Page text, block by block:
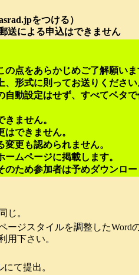
をつける）
送による申込はできません
点をあらかじめご了解願いま
形式に則ってお送りください
自動設定はせず、すべてベタ
ません。
できません。
更も認められません。
ムページに掲載します。
ため参加者は予めダウンロー
じ。
ージスタイルを調整したWord
用下さい。
て提出。